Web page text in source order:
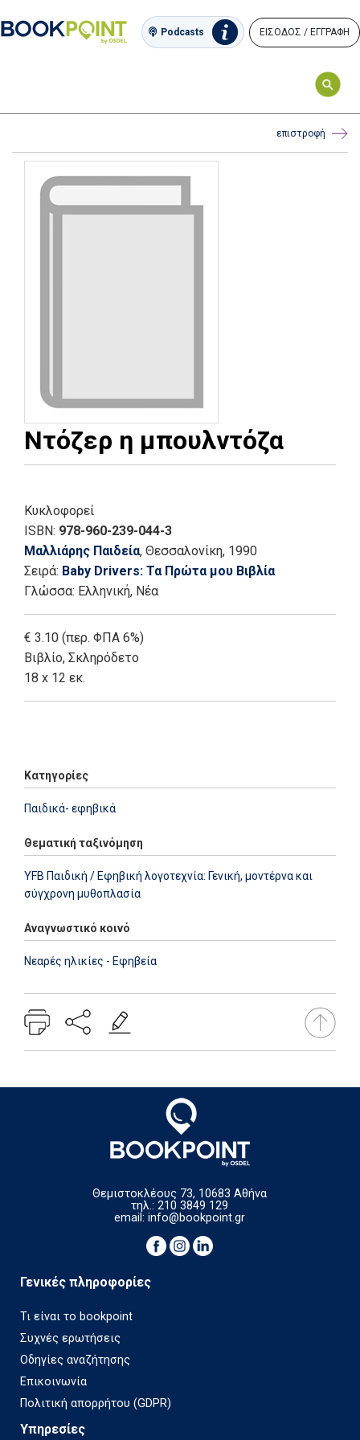
Podcasts ΕΙΣΟΔΟΣ / ΕΓΓΡΑΦΗ
επιστροφή
Ντόζερ η μπουλντόζα
Κυκλοφορεί
ISBN: 978-960-239-044-3
Μαλλιάρης Παιδεία, Θεσσαλονίκη, 1990
Σειρά: Baby Drivers: Τα Πρώτα μου Βιβλία
Γλώσσα: Ελληνική, Νέα
€ 3.10 (περ. ΦΠΑ 6%)
Βιβλίο, Σκληρόδετο
18 x 12 εκ.
Κατηγορίες
Παιδικά- εφηβικά
Θεματική ταξινόμηση
YFB Παιδική / Εφηβική λογοτεχνία: Γενική, μοντέρνα και
σύγχρονη μυθοπλασία
Αναγνωστικό κοινό
Νεαρές ηλικίες - Εφηβεία
Θεμιστοκλέους 73, 10683 Αθήνα
τηλ.: 210 3849 129
email:info@bookpoint.gr
Γενικές πληροφορίες
Τι είναι το bookpoint
Συχνές ερωτήσεις
Οδηγίες αναζήτησης
Επικοινωνία
Πολιτική απορρήτου (GDPR)
Υπηρεσίες